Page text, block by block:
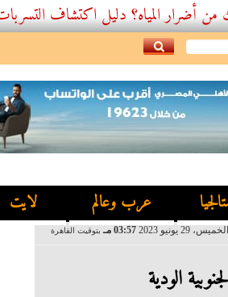
دليل اكتشاف التسربات وأفضل...
عرب وعالم لايت
الخميس، 29 يونيو 2023 03:57 مـ بتوقيت القاهرة
الودية